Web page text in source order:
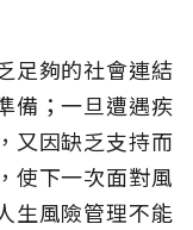
足夠的社會連結
備；一旦遭遇疾
又因缺乏支持而
使下一次面對風
生風險管理不能